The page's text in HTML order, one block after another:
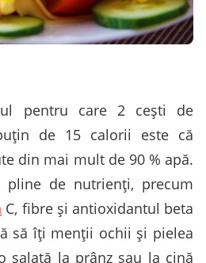
pentru care 2 ceşti de
de 15 calorii este că
din mai mult de 90 % apă.
pline de nutrienţi, precum
C, fibre şi antioxidantul beta
să îţi menţii ochii şi pielea
salată la prânz sau la cină